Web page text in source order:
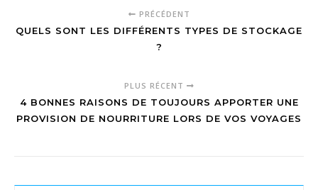
PRÉCÉDENT
QUELS SONT LES DIFFÉRENTS TYPES DE STOCKAGE
?
PLUS RÉCENT
4 BONNES RAISONS DE TOUJOURS APPORTER UNE
PROVISION DE NOURRITURE LORS DE VOS VOYAGES